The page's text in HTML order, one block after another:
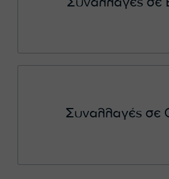
Συναλλαγές σε
Συναλλαγές σε